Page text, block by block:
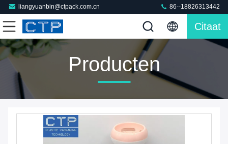
liangyuanbin@ctpack.com.cn 86--18826313442
Citaat
Producten